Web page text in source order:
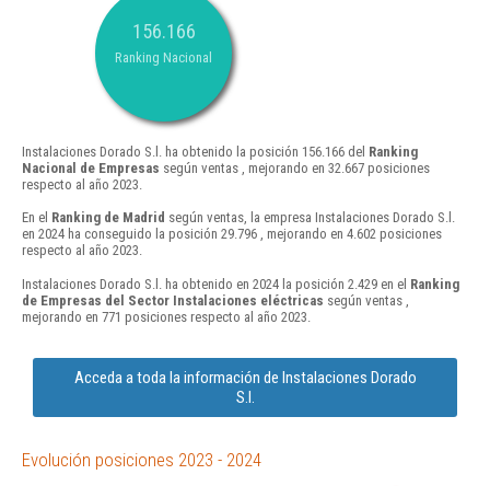
156.166
Ranking Nacional
Instalaciones Dorado S.l. ha obtenido la posición 156.166 del Ranking
Nacional de Empresas según ventas , mejorando en 32.667 posiciones
respecto al año 2023.
En el Ranking de Madrid según ventas, la empresa Instalaciones Dorado S.l.
en 2024 ha conseguido la posición 29.796 , mejorando en 4.602 posiciones
respecto al año 2023.
Instalaciones Dorado S.l. ha obtenido en 2024 la posición 2.429 en el Ranking
de Empresas del Sector Instalaciones eléctricas según ventas ,
mejorando en 771 posiciones respecto al año 2023.
Acceda a toda la información de Instalaciones Dorado
S.l.
Evolución posiciones 2023 - 2024